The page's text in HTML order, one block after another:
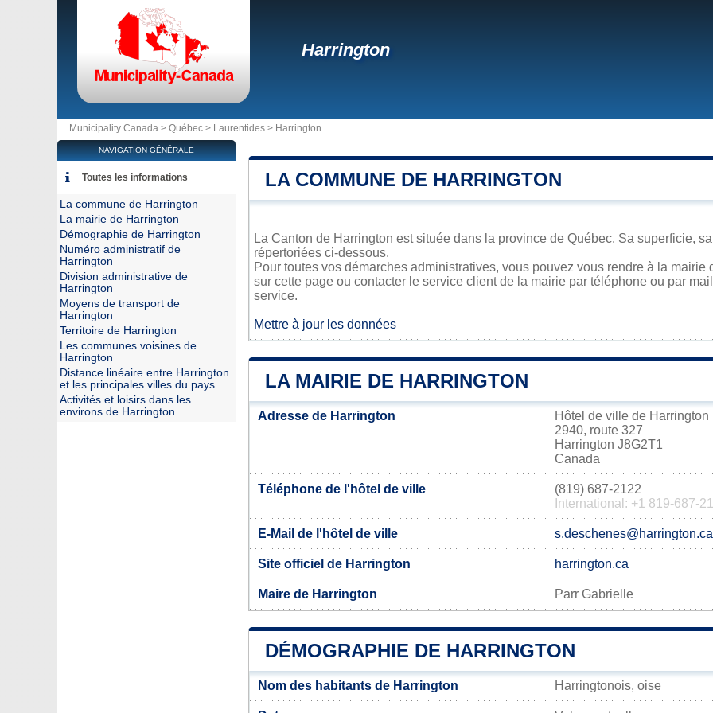
Harrington
Municipality Canada > Québec > Laurentides > Harrington
LA COMMUNE DE HARRINGTON
La Canton de Harrington est située dans la province de Québec. Sa superficie,
répertoriées ci-dessous.
Pour toutes vos démarches administratives, vous pouvez vous rendre à la
sur cette page ou contacter le service client de la mairie par téléphone ou par
service.
Mettre à jour les données
LA MAIRIE DE HARRINGTON
Adresse de Harrington
Hôtel de ville de Harrington
2940, route 327
Harrington J8G2T1
Canada
Téléphone de l'hôtel de ville
(819) 687-2122
International: +1 819-687-
E-Mail de l'hôtel de ville s.deschenes@harrington.ca
Site officiel de Harrington harrington.ca
Maire de Harrington Parr Gabrielle
DÉMOGRAPHIE DE HARRINGTON
Nom des habitants de Harrington Harringtonois, oise
NAVIGATION GÉNÉRALE
Toutes les informations
La commune de Harrington
La mairie de Harrington
Démographie de Harrington
Numéro administratif de
Harrington
Division administrative de
Harrington
Moyens de transport de
Harrington
Territoire de Harrington
Les communes voisines de
Harrington
Distance linéaire entre Harrington
et les principales villes du pays
Activités et loisirs dans les
environs de Harrington